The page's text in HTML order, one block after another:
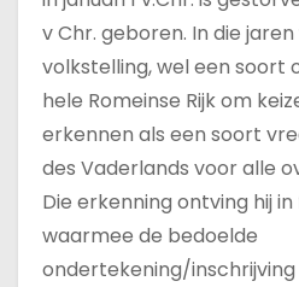
v Chr. geboren. In die
volkstelling, wel een soort
hele Romeinse Rijk om
erkennen als een soort
des Vaderlands voor alle
Die erkenning ontving hij
waarmee de bedoelde
ondertekening/inschrijving